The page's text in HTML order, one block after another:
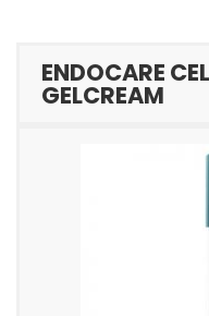
ENDOCARE
GELCREAM